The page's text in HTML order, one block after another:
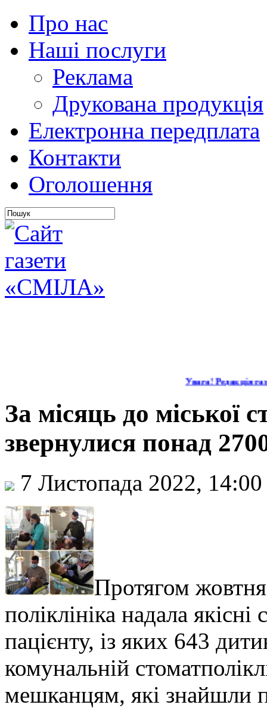
Про нас
Наші послуги
Реклама
Друкована продукція
Електронна передплата
Контакти
Оголошення
Увага! Редакція
За місяць до міської
звернулися понад
7 Листопада 2022,
Протягом жовтня
поліклініка надала
пацієнту, із яких 643
комунальній
мешканцям, які знайшли